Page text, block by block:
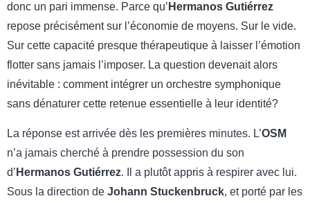
donc un pari immense. Parce qu’ Hermanos Gutiérrez
repose précisément sur l’économie de moyens. Sur le vide.
Sur cette capacité presque thérapeutique à laisser l’émotion
flotter sans jamais l’imposer. La question devenait alors
inévitable : comment intégrer un orchestre symphonique
sans dénaturer cette retenue essentielle à leur identité?
La réponse est arrivée dès les premières minutes. L’OSM
n’a jamais cherché à prendre possession du son
d’ Hermanos Gutiérrez. Il a plutôt appris à respirer avec lui.
Sous la direction de Johann Stuckenbruck, et porté par les